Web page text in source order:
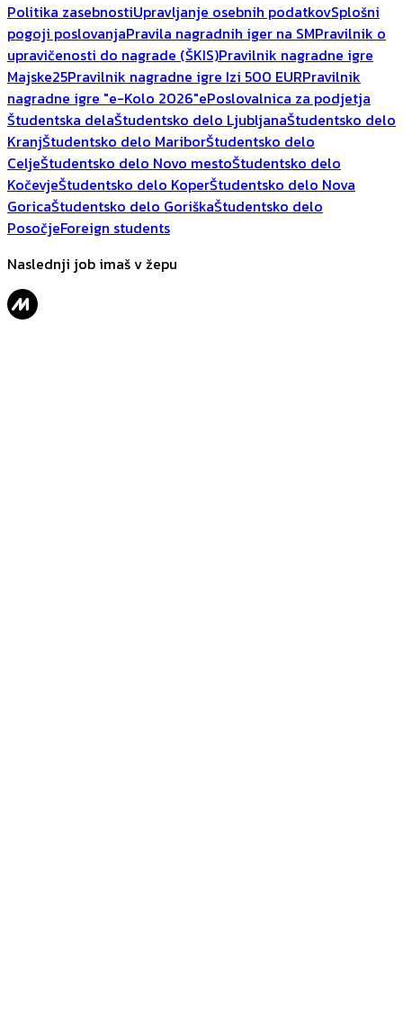
Politika zasebnostiUpravljanje osebnih podatkovSplošni
pogoji poslovanjaPravila nagradnih iger na SMPravilnik o
upravičenosti do nagrade (ŠKIS)Pravilnik nagradne igre
Majske25Pravilnik nagradne igre Izi 500 EURPravilnik
nagradne igre "e-Kolo 2026"ePoslovalnica za podjetja
Študentska delaŠtudentsko delo LjubljanaŠtudentsko delo
KranjŠtudentsko delo MariborŠtudentsko delo
CeljeŠtudentsko delo Novo mestoŠtudentsko delo
KočevjeŠtudentsko delo KoperŠtudentsko delo Nova
GoricaŠtudentsko delo GoriškaŠtudentsko delo
PosočjeForeign students
Naslednji job imaš v žepu